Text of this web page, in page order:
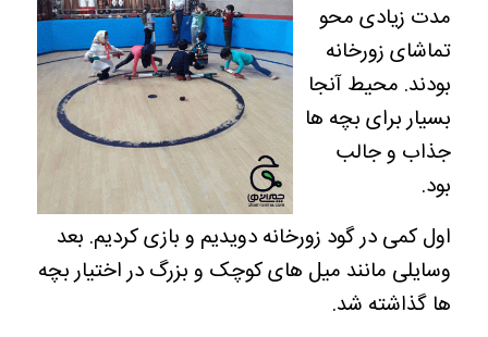
مدت زیادی محو
تماشای زورخانه
بودند. محیط آنجا
بسیار برای بچه ها
جذاب و جالب
بود.
اول کمی در گود زورخانه دویدیم و بازی کردیم. بعد
وسایلی مانند میل های کوچک و بزرگ در اختیار بچه
ها گذاشته شد.